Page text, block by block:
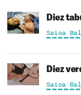
Diez
Saioa
Diez
Saioa